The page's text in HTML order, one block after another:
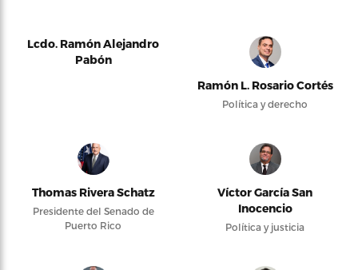
Lcdo. Ramón Alejandro
Pabón
Ramón L. Rosario Cortés
Política y derecho
Thomas Rivera Schatz
Presidente del Senado de
Puerto Rico
Víctor García San
Inocencio
Política y justicia